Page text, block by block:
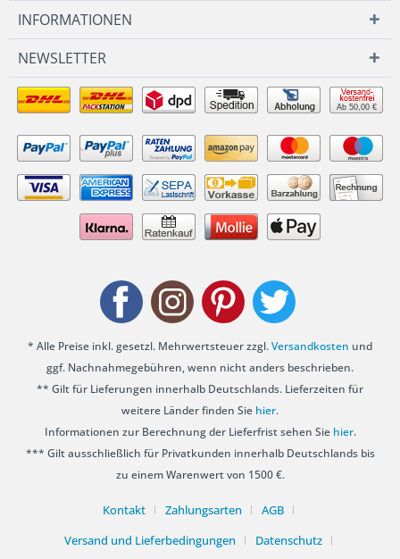
INFORMATIONEN
NEWSLETTER
Ab 50,00 €
* Alle Preise inkl. gesetzl. Mehrwertsteuer zzgl.Versandkosten und
ggf. Nachnahmegebühren, wenn nicht anders beschrieben.
** Gilt für Lieferungen innerhalb Deutschlands. Lieferzeiten für
weitere Länder finden Sie hier.
Informationen zur Berechnung der Lieferfrist sehen Sie hier.
*** Gilt ausschließlich für Privatkunden innerhalb Deutschlands bis
zu einem Warenwert von 1500 €.
Kontakt Zahlungsarten
AGB
Versand und Lieferbedingungen
Datenschutz